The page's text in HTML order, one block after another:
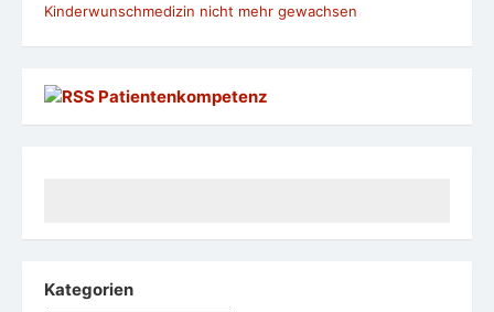
Kinderwunschmedizin nicht mehr gewachsen
Patientenkompetenz
Kategorien